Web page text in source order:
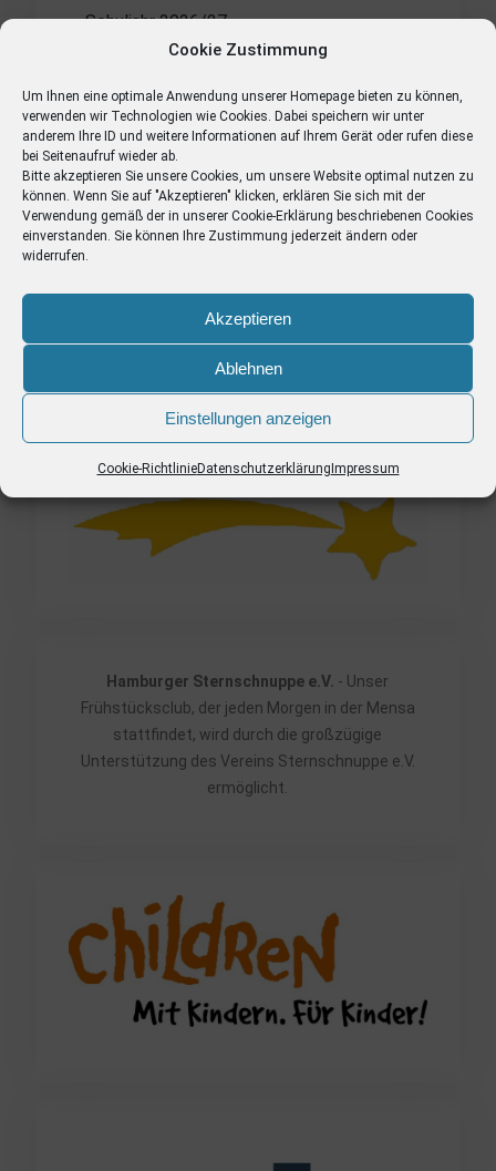
Cookie Zustimmung
Um Ihnen eine optimale Anwendung unserer Homepage bieten zu können,
verwenden wir Technologien wie Cookies. Dabei speichern wir unter
anderem Ihre ID und weitere Informationen auf Ihrem Gerät oder rufen diese
bei Seitenaufruf wieder ab.
Bitte akzeptieren Sie unsere Cookies, um unsere Website optimal nutzen zu
können. Wenn Sie auf "Akzeptieren" klicken, erklären Sie sich mit der
Verwendung gemäß der in unserer Cookie-Erklärung beschriebenen Cookies
einverstanden. Sie können Ihre Zustimmung jederzeit ändern oder
widerrufen.
Akzeptieren
Ablehnen
Einstellungen anzeigen
Cookie-RichtlinieDatenschutzerklärung Impressum
Schuljahr 2026/27
Kunstausstellung am 04.06.2026
Archiv
stsflottbek.hamburg
Hamburger Sternschnuppe e.V. - Unser
Frühstücksclub, der jeden Morgen in der Mensa
stattfindet, wird durch die großzügige
Unterstützung des Vereins Sternschnuppe e.V.
ermöglicht.